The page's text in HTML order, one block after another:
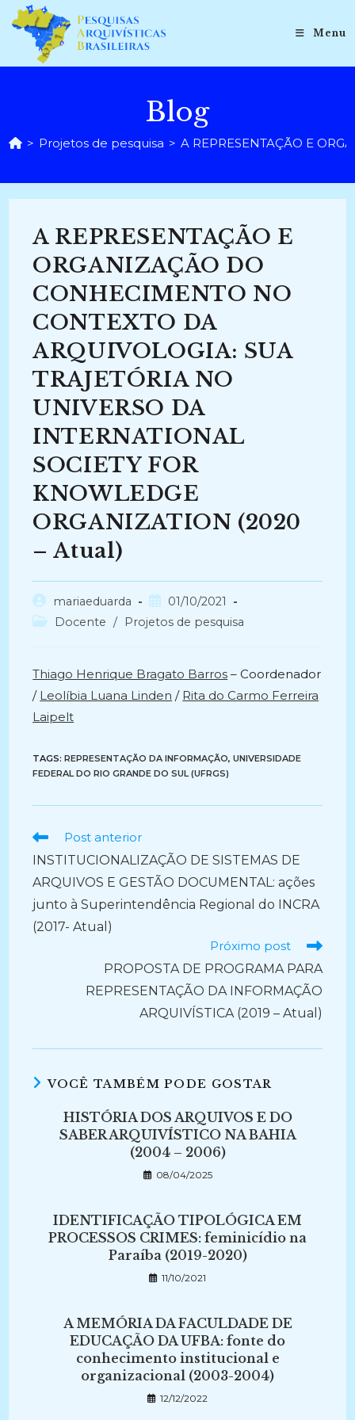
para
conteúdo
Menu
Blog
> Projetos de pesquisa > A REPRESENTAÇÃO E
A REPRESENTAÇÃO E
ORGANIZAÇÃO DO
CONHECIMENTO NO
CONTEXTO DA
ARQUIVOLOGIA: SUA
TRAJETÓRIA NO
UNIVERSO DA
INTERNATIONAL
SOCIETY FOR
KNOWLEDGE
ORGANIZATION (2020
– Atual)
Autor
do
mariaeduarda
Post
publicado:
01/10/2021
Categoria
Docente / Projetos de pesquisa
Thiago Henrique Bragato Barros – Coordenador
/ Leolíbia Luana Linden / Rita do Carmo Ferreira
Laipelt
TAGS:REPRESENTAÇÃO DA INFORMAÇÃO, UNIVERSIDADE
FEDERAL DO RIO GRANDE DO SUL (UFRGS)
Ler
artigos
Post anterior
INSTITUCIONALIZAÇÃO DE SISTEMAS DE
ARQUIVOS E GESTÃO DOCUMENTAL: ações
junto à Superintendência Regional do INCRA
(2017- Atual)
Próximo post
PROPOSTA DE PROGRAMA PARA
REPRESENTAÇÃO DA INFORMAÇÃO
ARQUIVÍSTICA (2019 – Atual)
VOCÊ TAMBÉM PODE GOSTAR
HISTÓRIA DOS ARQUIVOS E DO
SABER ARQUIVÍSTICO NA BAHIA
(2004 – 2006)
08/04/2025
IDENTIFICAÇÃO TIPOLÓGICA EM
PROCESSOS CRIMES: feminicídio na
Paraíba (2019-2020)
11/10/2021
A MEMÓRIA DA FACULDADE DE
EDUCAÇÃO DA UFBA: fonte do
conhecimento institucional e
organizacional (2003-2004)
12/12/2022